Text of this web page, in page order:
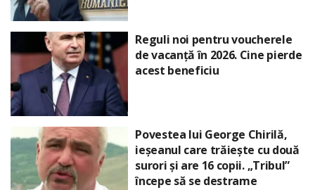
Reguli noi pentru voucherele
de vacanță în 2026. Cine pierde
acest beneficiu
Povestea lui George Chirilă,
ieșeanul care trăiește cu două
surori și are 16 copii. „Tribul”
începe să se destrame